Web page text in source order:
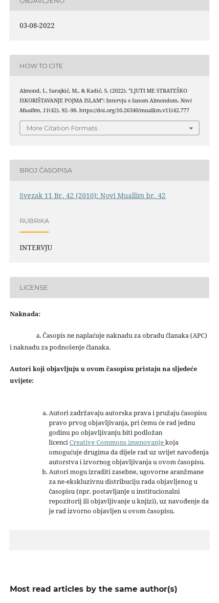
03-08-2022
HOW TO CITE
Almond, I., Sarajkić, M., & Kadić, S. (2022). "LJUTI ME STRATEŠKO
ISKORIŠTAVANJE POJMA ISLAM": Intervju s Ianom Almondom. Novi
Muallim, 11(42), 92–98. https://doi.org/10.26340/muallim.v11i42.777
More Citation Formats
BROJ ČASOPISA
Svezak 11 Br. 42 (2010): Novi Muallim br. 42
RUBRIKA
INTERVJU
LICENSE
Naknada:
a. Časopis ne naplaćuje naknadu za obradu članaka (APC)
i naknadu za podnošenje članaka.
Autori koji objavljuju u ovom časopisu pristaju na sljedeće
uvijete:
Autori zadržavaju autorska prava i pružaju časopisu
pravo prvog objavljivanja, pri čemu će rad jednu
godinu po objavljivanju biti podložan
licenciCreative Commons imenovanjekoja
omogućuje drugima da dijele rad uz uvijet navođenja
autorstva i izvornog objavljivanja u ovom časopisu.
Autori mogu izraditi zasebne, ugovorne aranžmane
za ne-ekskluzivnu distribuciju rada objavljenog u
časopisu (npr. postavljanje u institucionalni
repozitorij ili objavljivanje u knjizi), uz navođenje da
je rad izvorno objavljen u ovom časopisu.
Most read articles by the same author(s)